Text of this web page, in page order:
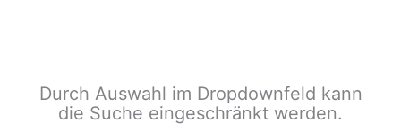
Durch Auswahl im Dropdownfeld kann
die Suche eingeschränkt werden.